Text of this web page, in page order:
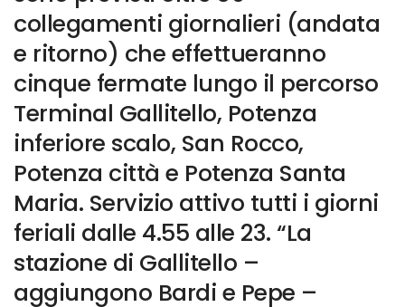
collegamenti giornalieri (andata
e ritorno) che effettueranno
cinque fermate lungo il percorso
Terminal Gallitello, Potenza
inferiore scalo, San Rocco,
Potenza città e Potenza Santa
Maria. Servizio attivo tutti i giorni
feriali dalle 4.55 alle 23. “La
stazione di Gallitello –
aggiungono Bardi e Pepe –